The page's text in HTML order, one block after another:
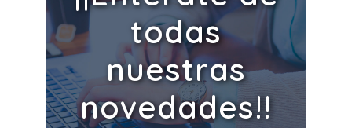
todas
nuestras
novedades!!